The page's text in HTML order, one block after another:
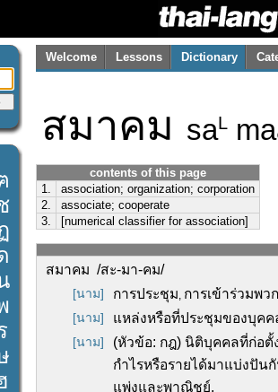
Welcome Lessons Dictionary
สมาคม saL
contents of this page
1.
association; organization; corporation
2.
associate; cooperate
3.
[numerical classifier for association]
สมาคม /สะ-มา-คม/
[นาม] การประชุม, การเข้าร่วมพ
[นาม] แหล่งหรือที่ประชุมของบุคค
[นาม]
(หัวข้อ: กฎ) นิติบุคคลที่ก่อตั้
กำไรหรือรายได้มาแบ่งปั
แพ่งและพาณิชย์.